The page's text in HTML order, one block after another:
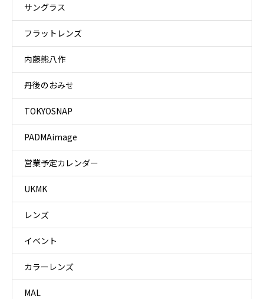
サングラス
フラットレンズ
内藤熊八作
丹後のおみせ
TOKYOSNAP
PADMAimage
営業予定カレンダー
UKMK
レンズ
イベント
カラーレンズ
MAL